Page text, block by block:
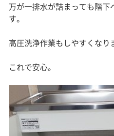
万が一排水が詰まっても階
す。
高圧洗浄作業もしやすくなり
これで安心。